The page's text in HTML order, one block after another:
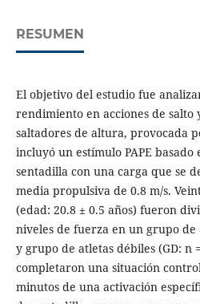
RESUMEN
El objetivo del estudio fue
rendimiento en acciones de salto
saltadores de altura, provocada
incluyó un estímulo PAPE
sentadilla con una carga que se
media propulsiva de 0.8 m/s.
(edad: 20.8 ± 0.5 años) fueron
niveles de fuerza en un grupo de
y grupo de atletas débiles (GD: n
completaron una situación
minutos de una activación